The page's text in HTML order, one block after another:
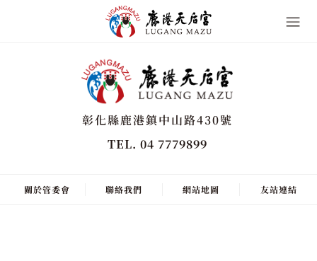
彰化縣鹿港鎮中山路430號
TEL. 04 7779899
關於管委會 聯絡我們 網站地圖 友站連結